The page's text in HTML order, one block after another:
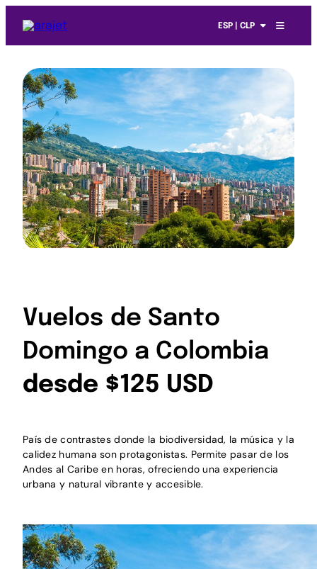
ESP | CLP
Vuelos de Santo
Domingo a Colombia
desde $125 USD
País de contrastes donde la biodiversidad, la música y la
calidez humana son protagonistas. Permite pasar de los
Andes al Caribe en horas, ofreciendo una experiencia
urbana y natural vibrante y accesible.